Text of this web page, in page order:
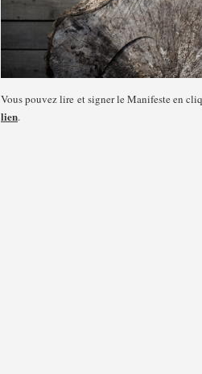
Vous pouvez lire et signer le Manifeste en
lien.